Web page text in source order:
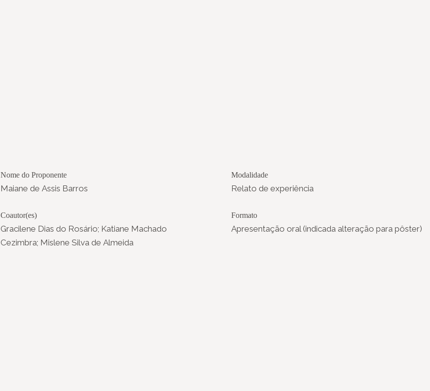
Nome do Proponente
Maiane de Assis Barros
Coautor(es)
Gracilene Dias do Rosário; Katiane Machado
Cezimbra; Mislene Silva de Almeida
Modalidade
Relato de experiência
Formato
Apresentação oral (indicada alteração para pôster)